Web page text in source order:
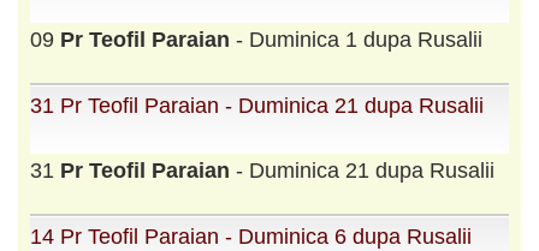
09 Pr Teofil Paraian - Duminica 1 dupa Rusalii
31 Pr Teofil Paraian - Duminica 21 dupa Rusalii
31 Pr Teofil Paraian - Duminica 21 dupa Rusalii
14 Pr Teofil Paraian - Duminica 6 dupa Rusalii